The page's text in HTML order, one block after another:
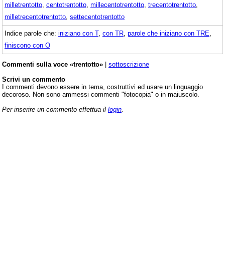
milletrentotto centotrentotto millecentotrentotto trecentotrentotto
milletrecentotrentotto settecentotrentotto
Indice parole che: iniziano con T, con TR parole che iniziano con TRE
finiscono con O
Commenti sulla voce «trentotto» | sottoscrizione
Scrivi un commento
I commenti devono essere in tema, costruttivi ed usare un linguaggio
decoroso. Non sono ammessi commenti "fotocopia" o in maiuscolo.
Per inserire un commento effettua il login